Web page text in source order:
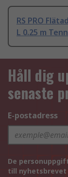
RS PRO
L 0.25 m
Håll dig
senaste
E-postadress
De
till nyhetsbrevet